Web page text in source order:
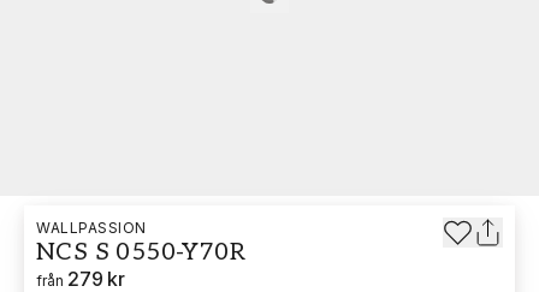
Loading…
WALLPASSION
NCS S 0550-Y70R
från 279 kr